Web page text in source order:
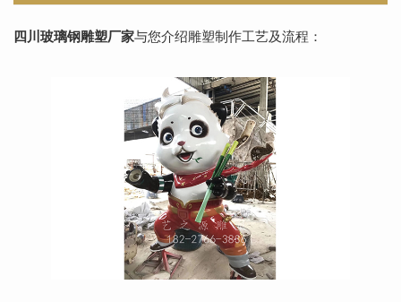
四川玻璃钢雕塑厂家与您介绍雕塑制作工艺及流程：